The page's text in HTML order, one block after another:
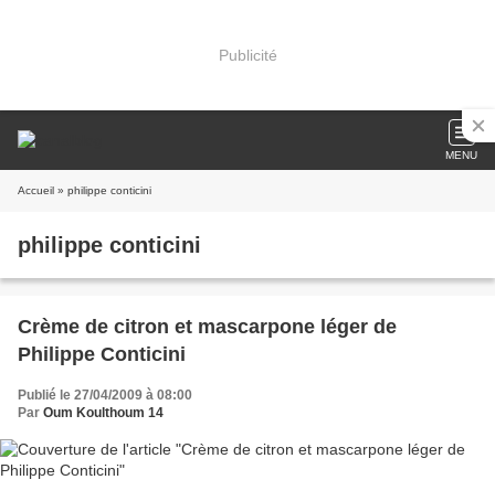
Publicité
MENU
Accueil » philippe conticini
philippe conticini
Crème de citron et mascarpone léger de
Philippe Conticini
Publié le 27/04/2009 à 08:00
Par Oum Koulthoum 14